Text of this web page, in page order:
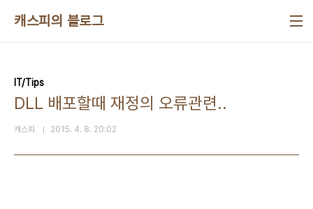
캐스피의 블로그
IT/Tips
DLL 배포할때 재정의 오류관련..
캐스피 2015. 4. 8. 20:02